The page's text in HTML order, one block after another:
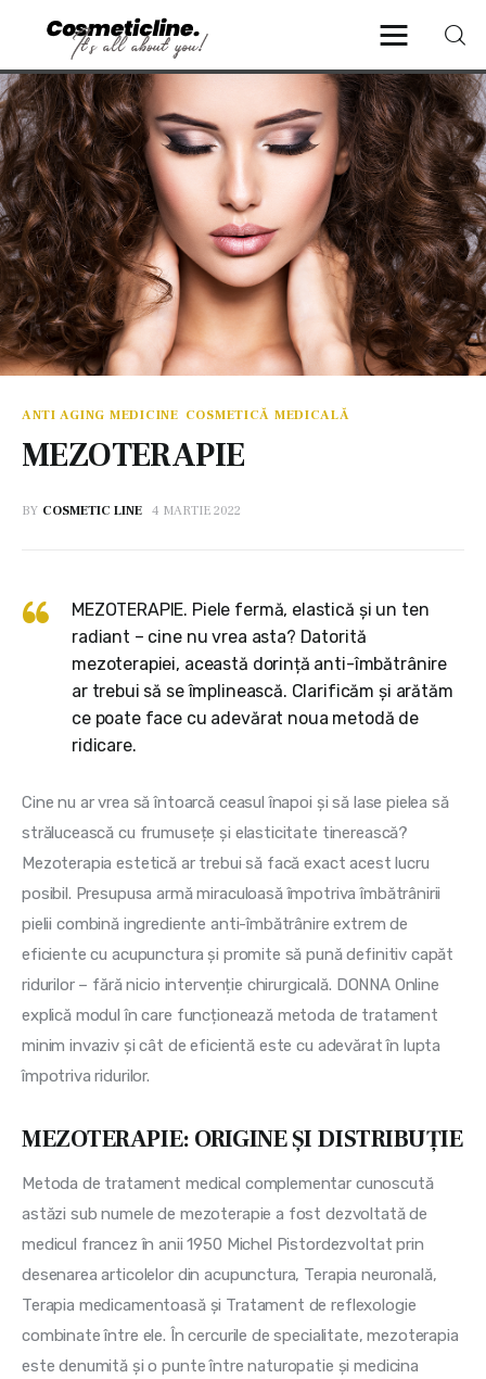
CosmeticLine.
It's all about you!
Frumusețe & Sănătate
Beauty & LifeStyle
Cosmetică Medicală
Anti Aging Medicine
ANTI AGING MEDICINE COSMETICĂ MEDICALĂ
MEZOTERAPIE
BY COSMETIC LINE 4 MARTIE 2022
MEZOTERAPIE. Piele fermă, elastică și un ten
radiant – cine nu vrea asta? Datorită
mezoterapiei, această dorință anti-îmbătrânire
ar trebui să se împlinească. Clarificăm și arătăm
ce poate face cu adevărat noua metodă de
ridicare.
Cine nu ar vrea să întoarcă ceasul înapoi și să lase pielea să
strălucească cu frumusețe și elasticitate tinerească?
Mezoterapia estetică ar trebui să facă exact acest lucru
posibil. Presupusa armă miraculoasă împotriva îmbătrânirii
pielii combină ingrediente anti-îmbătrânire extrem de
eficiente cu acupunctura și promite să pună definitiv capăt
ridurilor – fără nicio intervenție chirurgicală. DONNA Online
explică modul în care funcționează metoda de tratament
minim invaziv și cât de eficientă este cu adevărat în lupta
împotriva ridurilor.
MEZOTERAPIE: ORIGINE ȘI DISTRIBUȚIE
Metoda de tratament medical complementar cunoscută
astăzi sub numele de mezoterapie a fost dezvoltată de
medicul francez în anii 1950 Michel Pistordezvoltat prin
desenarea articolelor din acupunctura, Terapia neuronală,
Terapia medicamentoasă și Tratament de reflexologie
combinate între ele. În cercurile de specialitate, mezoterapia
este denumită și o punte între naturopatie și medicina